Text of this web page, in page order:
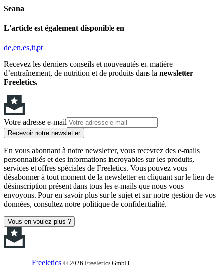
Seana
L'article est également disponible en
de en es it pt
Recevez les derniers conseils et nouveautés en matière
d’entraînement, de nutrition et de produits dans la newsletter
Freeletics.
Votre adresse e-mail
Recevoir notre newsletter
En vous abonnant à notre newsletter, vous recevrez des e-mails
personnalisés et des informations incroyables sur les produits,
services et offres spéciales de Freeletics. Vous pouvez vous
désabonner à tout moment de la newsletter en cliquant sur le lien de
désinscription présent dans tous les e-mails que nous vous
envoyons. Pour en savoir plus sur le sujet et sur notre gestion de vos
données, consultez notre politique de confidentialité.
Vous en voulez plus ?
Freeletics © 2026 Freeletics GmbH